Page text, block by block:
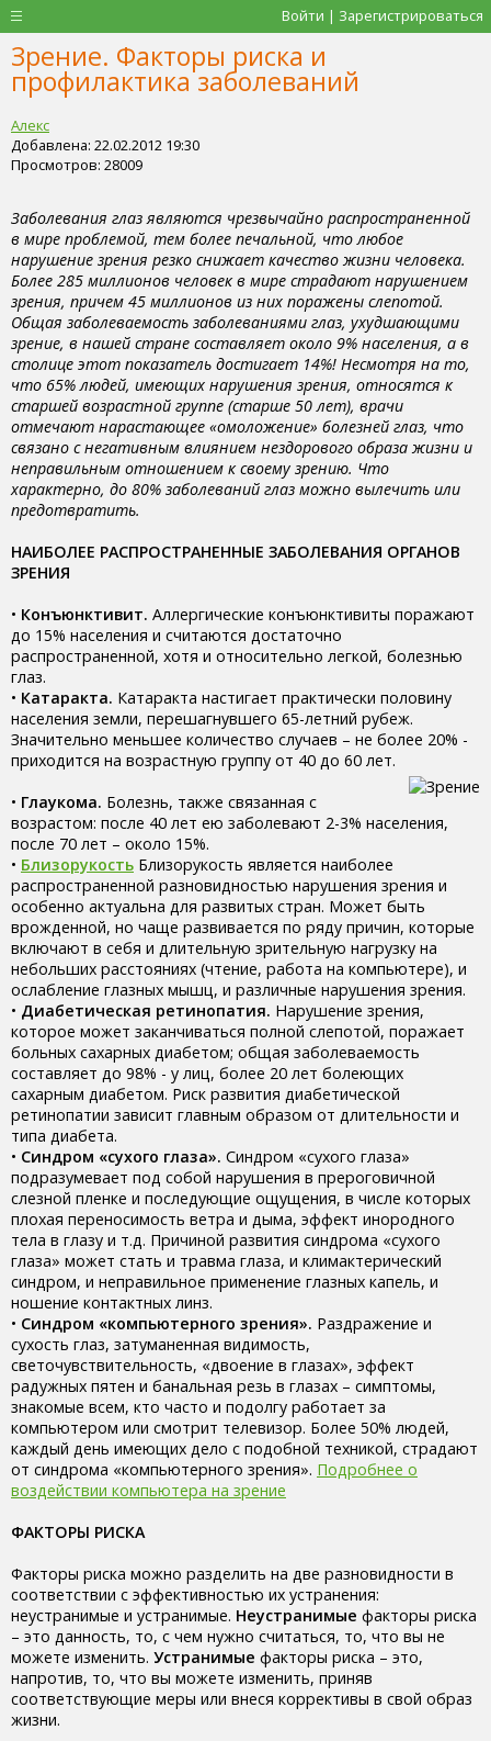
Войти | Зарегистрироваться
Зрение. Факторы риска и
профилактика заболеваний
Алекс
Добавлена: 22.02.2012 19:30
Просмотров: 28009
Заболевания глаз являются чрезвычайно распространенной
в мире проблемой, тем более печальной, что любое
нарушение зрения резко снижает качество жизни человека.
Более 285 миллионов человек в мире страдают нарушением
зрения, причем 45 миллионов из них поражены слепотой.
Общая заболеваемость заболеваниями глаз, ухудшающими
зрение, в нашей стране составляет около 9% населения, а в
столице этот показатель достигает 14%! Несмотря на то,
что 65% людей, имеющих нарушения зрения, относятся к
старшей возрастной группе (старше 50 лет), врачи
отмечают нарастающее «омоложение» болезней глаз, что
связано с негативным влиянием нездорового образа жизни и
неправильным отношением к своему зрению. Что
характерно, до 80% заболеваний глаз можно вылечить или
предотвратить.
НАИБОЛЕЕ РАСПРОСТРАНЕННЫЕ ЗАБОЛЕВАНИЯ ОРГАНОВ
ЗРЕНИЯ
• Конъюнктивит. Аллергические конъюнктивиты поражают
до 15% населения и считаются достаточно
распространенной, хотя и относительно легкой, болезнью
глаз.
• Катаракта. Катаракта настигает практически половину
населения земли, перешагнувшего 65-летний рубеж.
Значительно меньшее количество случаев – не более 20% -
приходится на возрастную группу от 40 до 60 лет.
• Глаукома. Болезнь, также связанная с
возрастом: после 40 лет ею заболевают 2-3% населения,
после 70 лет – около 15%.
• Близорукость Близорукость является наиболее
распространенной разновидностью нарушения зрения и
особенно актуальна для развитых стран. Может быть
врожденной, но чаще развивается по ряду причин, которые
включают в себя и длительную зрительную нагрузку на
небольших расстояниях (чтение, работа на компьютере), и
ослабление глазных мышц, и различные нарушения зрения.
• Диабетическая ретинопатия. Нарушение зрения,
которое может заканчиваться полной слепотой, поражает
больных сахарных диабетом; общая заболеваемость
составляет до 98% - у лиц, более 20 лет болеющих
сахарным диабетом. Риск развития диабетической
ретинопатии зависит главным образом от длительности и
типа диабета.
• Синдром «сухого глаза». Синдром «сухого глаза»
подразумевает под собой нарушения в прероговичной
слезной пленке и последующие ощущения, в числе которых
плохая переносимость ветра и дыма, эффект инородного
тела в глазу и т.д. Причиной развития синдрома «сухого
глаза» может стать и травма глаза, и климактерический
синдром, и неправильное применение глазных капель, и
ношение контактных линз.
• Синдром «компьютерного зрения». Раздражение и
сухость глаз, затуманенная видимость,
светочувствительность, «двоение в глазах», эффект
радужных пятен и банальная резь в глазах – симптомы,
знакомые всем, кто часто и подолгу работает за
компьютером или смотрит телевизор. Более 50% людей,
каждый день имеющих дело с подобной техникой, страдают
от синдрома «компьютерного зрения». Подробнее о
воздействии компьютера на зрение
ФАКТОРЫ РИСКА
Факторы риска можно разделить на две разновидности в
соответствии с эффективностью их устранения:
неустранимые и устранимые. Неустранимые факторы риска
– это данность, то, с чем нужно считаться, то, что вы не
можете изменить. Устранимые факторы риска – это,
напротив, то, что вы можете изменить, приняв
соответствующие меры или внеся коррективы в свой образ
жизни.